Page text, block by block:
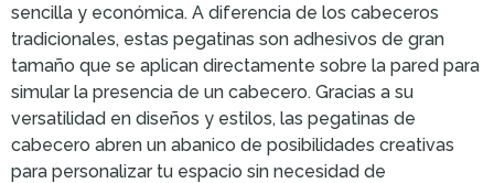
sencilla y económica. A diferencia de los cabeceros
tradicionales, estas pegatinas son adhesivos de gran
tamaño que se aplican directamente sobre la pared para
simular la presencia de un cabecero. Gracias a su
versatilidad en diseños y estilos, las pegatinas de
cabecero abren un abanico de posibilidades creativas
para personalizar tu espacio sin necesidad de